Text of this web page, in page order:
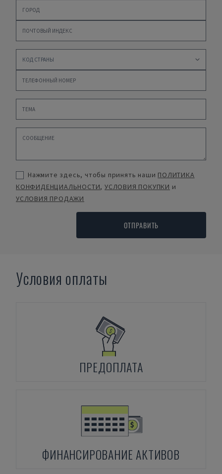
Нажмите здесь, чтобы принять наши ПОЛИТИКА
КОНФИДЕНЦИАЛЬНОСТИ,УСЛОВИЯ ПОКУПКИ и
УСЛОВИЯ ПРОДАЖИ
ОТПРАВИТЬ
Условия оплаты
ПРЕДОПЛАТА
ФИНАНСИРОВАНИЕ АКТИВОВ